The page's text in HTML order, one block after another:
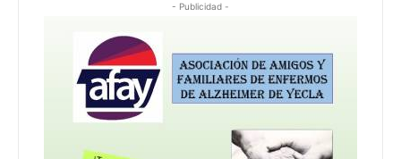
- Publicidad -